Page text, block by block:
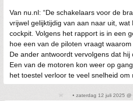
Van nu.nl: “De schakelaars voor de
vrijwel gelijktijdig van aan naar uit,
cockpit. Volgens het rapport is in een
hoe een van de piloten vraagt
De ander antwoordt vervolgens dat hij
Een van de motoren kon weer op
het toestel verloor te veel snelheid om
• zaterdag 12 juli 2025 @